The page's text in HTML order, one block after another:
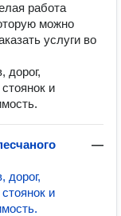
работа
можно
услуги во
дорог,
и
—
дорог,
и